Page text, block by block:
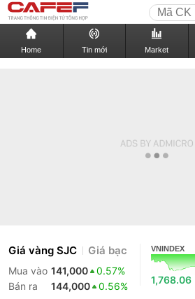
Home Tin mới Market
Giá vàng SJC Giá bạc
Mua vào 141,000
0.57%
Bán ra
144,000 0.56%
VNINDEX
1,768.06